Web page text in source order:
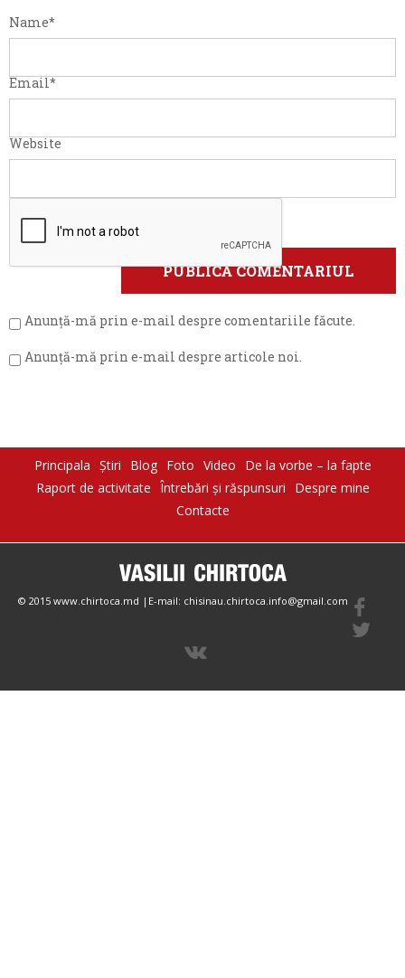
Name*
Email*
Website
Anunță-mă prin e-mail despre comentariile făcute.
Anunță-mă prin e-mail despre articole noi.
Principala Știri Blog Foto Video
De la vorbe – la fapte
Raport de activitate Întrebări şi răspunsuri
Despre mine
Contacte
© 2015 www.chirtoca.md |E-mail: chisinau.chirtoca.info@gmail.com